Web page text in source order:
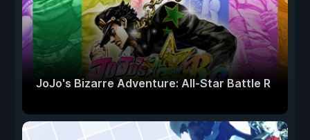
JoJo's Bizarre Adventure: All-Star Battle R